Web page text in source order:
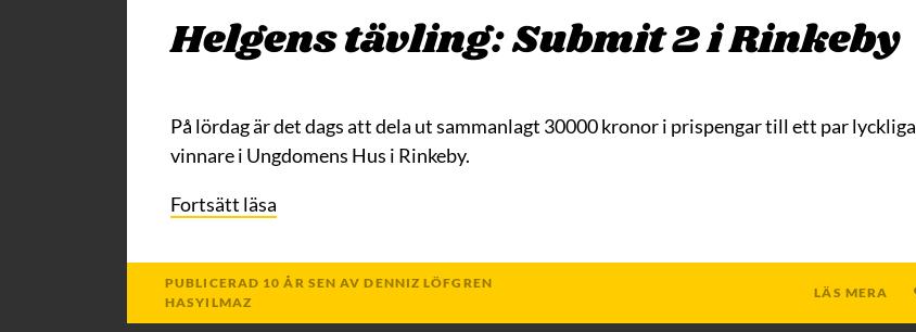
Helgens tävling: Submit 2 i Rinkeby
På lördag är det dags att dela ut sammanlagt 30000 kronor i prispengar till ett par lyckliga
vinnare i Ungdomens Hus i Rinkeby.
Fortsätt läsa
PUBLICERAD 10 ÅR SEN AVDENNIZ LÖFGREN
HASYILMAZ
LÄS MERA